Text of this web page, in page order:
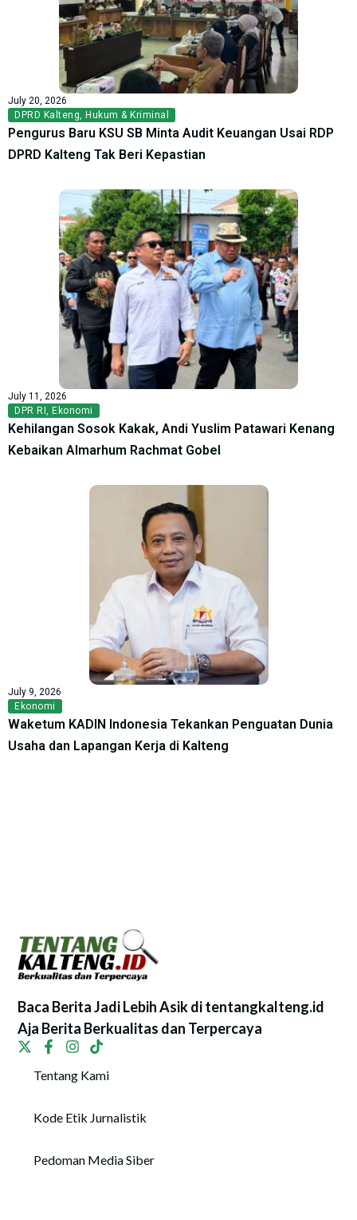
July 20, 2026
DPRD Kalteng, Hukum & Kriminal
Pengurus Baru KSU SB Minta Audit Keuangan Usai RDP
DPRD Kalteng Tak Beri Kepastian
July 11, 2026
DPR RI, Ekonomi
Kehilangan Sosok Kakak, Andi Yuslim Patawari Kenang
Kebaikan Almarhum Rachmat Gobel
July 9, 2026
Ekonomi
Waketum KADIN Indonesia Tekankan Penguatan Dunia
Usaha dan Lapangan Kerja di Kalteng
Baca Berita Jadi Lebih Asik di tentangkalteng.id
Aja Berita Berkualitas dan Terpercaya
Tentang Kami
Kode Etik Jurnalistik
Pedoman Media Siber